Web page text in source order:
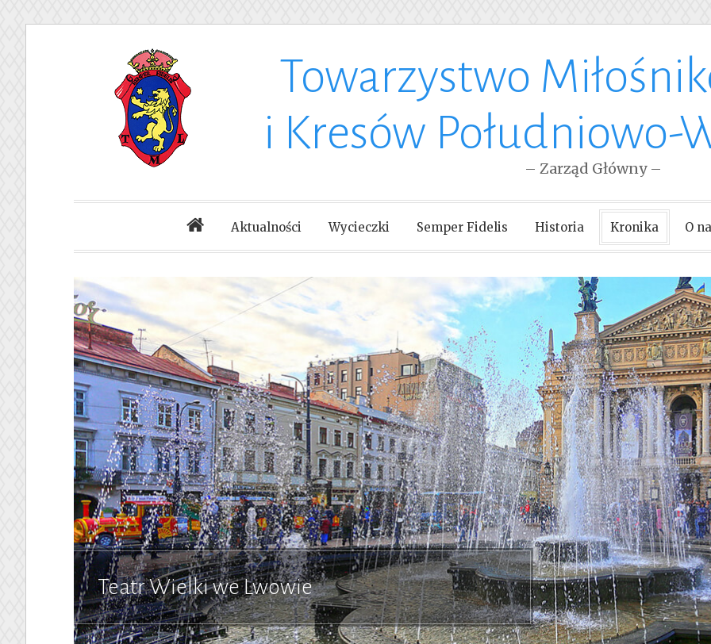
Towarzystwo
i Kresów Południowo-
– Zarząd Główny –
Aktualności Wycieczki Semper Fidelis Historia Kronika O
Teatr Wielki we Lwowie